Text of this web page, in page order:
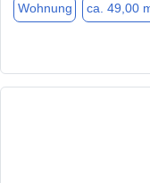
Wohnung ca. 49,00